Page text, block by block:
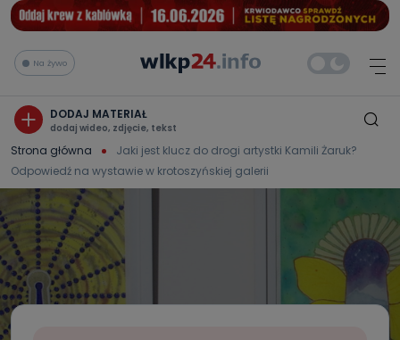
Na żywo
DODAJ MATERIAŁ
dodaj wideo, zdjęcie, tekst
Strona główna
Jaki jest klucz do drogi artystki Kamili Żaruk?
Odpowiedź na wystawie w krotoszyńskiej galerii